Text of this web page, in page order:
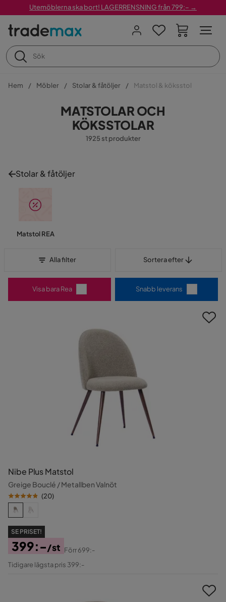
Utemöblerna ska bort! LAGERRENSNING från 799:– →
Hem Möbler Stolar & fåtöljer Matstol & köksstol
MATSTOLAR OCH
KÖKSSTOLAR
1925 st produkter
Stolar & fåtöljer
Matstol REA
Alla filter Sortera efter
Visa bara Rea Snabb leverans
Nibe Plus Matstol
Greige Bouclé / Metallben Valnöt
(20)
SE PRISET!
Pris
399:-/st
Original
Förr699:-
Tidigare lägsta pris 399:-